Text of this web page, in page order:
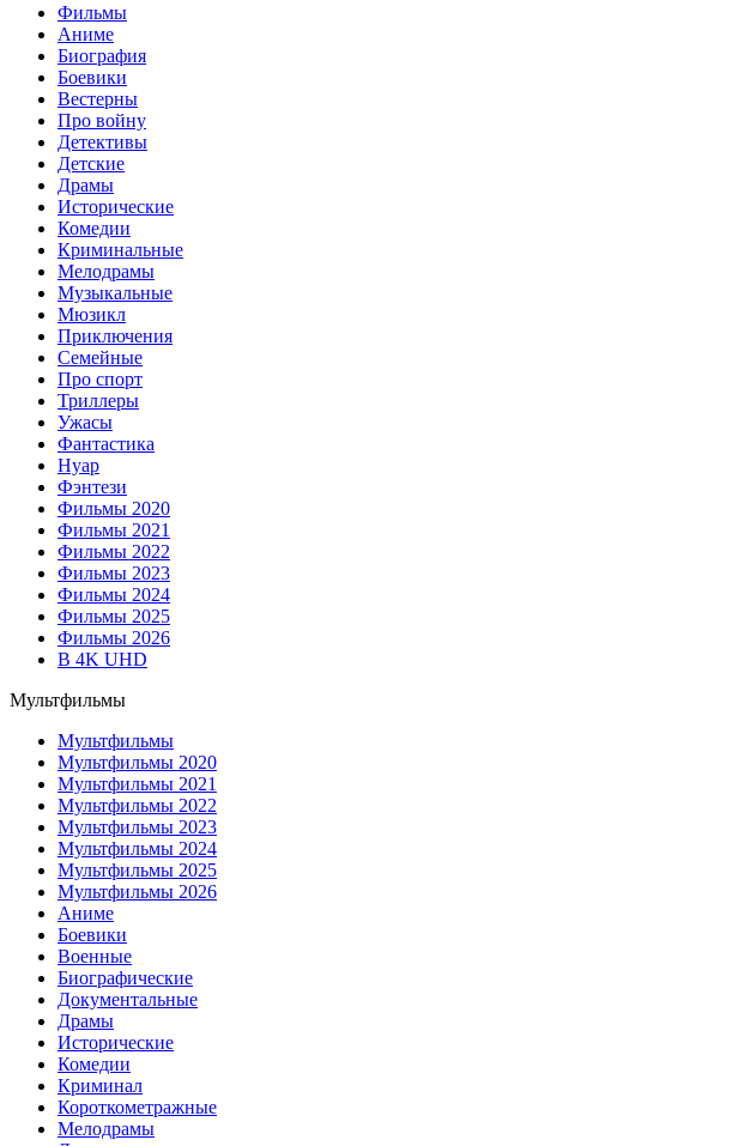
Фильмы
Аниме
Биография
Боевики
Вестерны
Про войну
Детективы
Детские
Драмы
Исторические
Комедии
Криминальные
Мелодрамы
Музыкальные
Мюзикл
Приключения
Семейные
Про спорт
Триллеры
Ужасы
Фантастика
Нуар
Фэнтези
Фильмы 2020
Фильмы 2021
Фильмы 2022
Фильмы 2023
Фильмы 2024
Фильмы 2025
Фильмы 2026
В 4K UHD
Мультфильмы
Мультфильмы
Мультфильмы 2020
Мультфильмы 2021
Мультфильмы 2022
Мультфильмы 2023
Мультфильмы 2024
Мультфильмы 2025
Мультфильмы 2026
Аниме
Боевики
Военные
Биографические
Документальные
Драмы
Исторические
Комедии
Криминал
Короткометражные
Мелодрамы